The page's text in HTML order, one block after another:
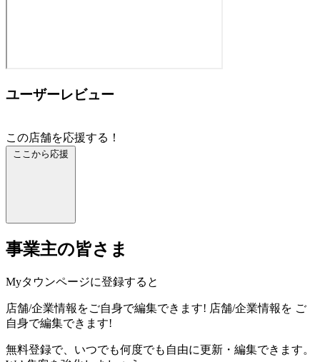
ユーザーレビュー
この店舗を応援する！
ここから応援
事業主の皆さま
Myタウンページに登録すると
店舗/企業情報をご自身で編集できます! 店舗/企業情報を ご
自身で編集できます!
無料登録で、いつでも何度でも自由に更新・編集できます。